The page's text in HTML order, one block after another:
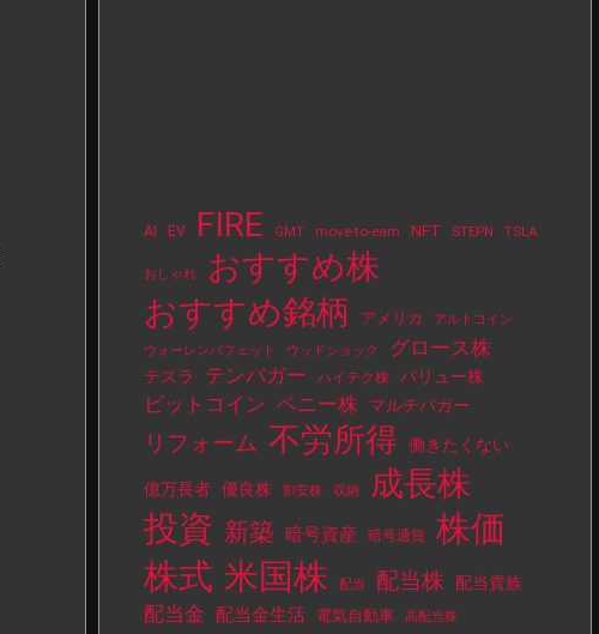
AI EV FIRE GMT move-to-earn NFT STEPN TSLA
おしゃれ
おすすめ株
おすすめ銘柄
アメリカ
アルトコイン
ウォーレンバフェット
ウッドショック グロース株
テスラ テンバガー ハイテク株 バリュー株
ビットコイン ペニー株 マルチバガー
リフォーム 不労所得 働きたくない
億万長者 優良株 割安株 収納 成長株
投資 新築 暗号資産 暗号通貨
株価
株式 米国株 配当 配当株 配当貴族
配当金 配当金生活 電気自動車 高配当株